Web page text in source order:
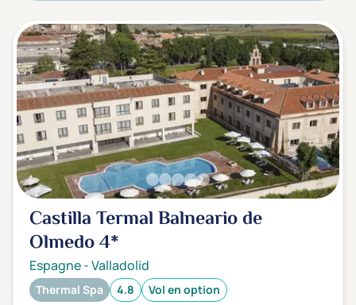
Envie de
Bord de mer
(0)
Ville
(0)
Montagne
(0)
Campagne
(0)
Type de séjour
Thalasso
Castilla Termal Balneario de
Olmedo4*
Espagne-Valladolid
Thermal Spa 4.8 Vol en option